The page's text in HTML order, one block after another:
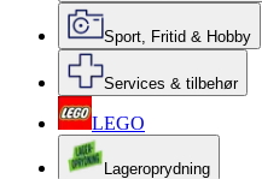
Sport, Fritid & Hobby
Services & tilbehør
LEGO
Lageroprydning